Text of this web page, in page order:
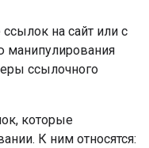
на сайт или с
манипулирования
ссылочного
которые
К ним относятся: